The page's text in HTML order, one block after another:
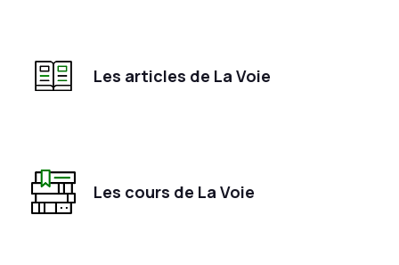
Les articles de La Voie
Les cours de La Voie